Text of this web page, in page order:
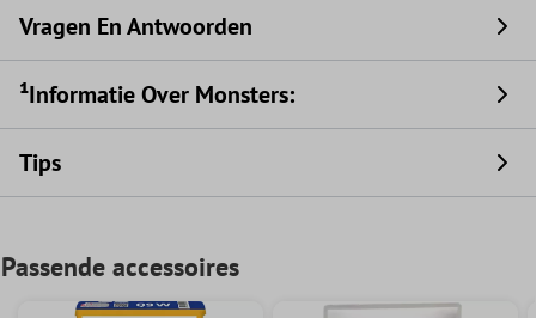
Vragen En Antwoorden
¹Informatie Over Monsters:
Tips
Passende accessoires